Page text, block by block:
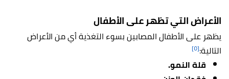
الأعراض التي تظهر على الأطفال
يظهر على الأطفال المصابين بسوء التغذية أي من الأعراض
التالية:[٥]
قلة النمو.